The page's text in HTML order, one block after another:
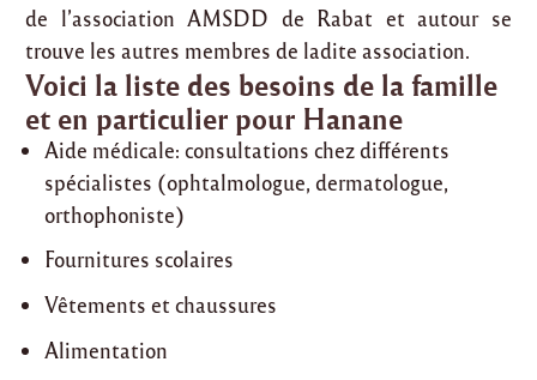
de l’association AMSDD de Rabat et autour se
trouve les autres membres de ladite association.
Voici la liste des besoins de la famille
et en particulier pour Hanane
Aide médicale: consultations chez différents
spécialistes (ophtalmologue, dermatologue,
orthophoniste)
Fournitures scolaires
Vêtements et chaussures
Alimentation